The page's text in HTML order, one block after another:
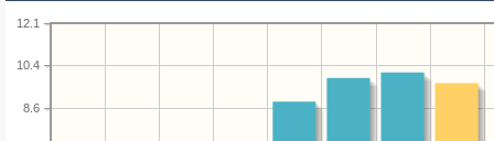
8.6
10.4
12.1